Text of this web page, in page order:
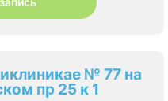
№ 77 на
пр 25 к 1